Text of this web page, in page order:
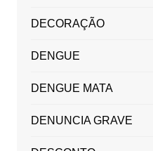
DECORAÇÃO
DENGUE
DENGUE MATA
DENUNCIA GRAVE